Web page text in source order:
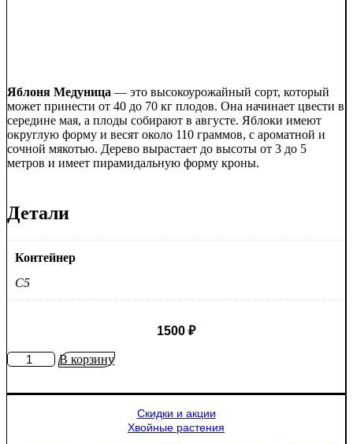
Яблоня Медуница — это высокоурожайный сорт, который
может принести от 40 до 70 кг плодов. Она начинает цвести в
середине мая, а плоды собирают в августе. Яблоки имеют
округлую форму и весят около 110 граммов, с ароматной и
сочной мякотью. Дерево вырастает до высоты от 3 до 5
метров и имеет пирамидальную форму кроны.
Детали
Контейнер
C5
1500 ₽
КоличествоВ корзину
Скидки и акции
Хвойные растения